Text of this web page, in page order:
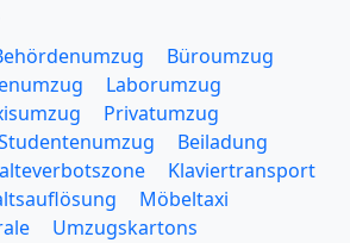
Büroumzug
Laborumzug
Privatumzug
Beiladung
Klaviertransport
Möbeltaxi
Umzugskartons